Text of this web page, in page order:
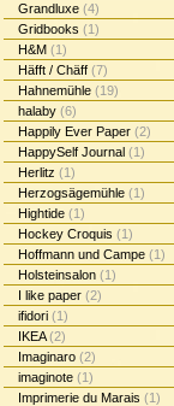
Grandluxe (4)
Gridbooks (1)
H&M (1)
Häfft / Chäff (7)
Hahnemühle (19)
halaby (6)
Happily Ever Paper (2)
HappySelf Journal (1)
Herlitz (1)
Herzogsägemühle (1)
Hightide (1)
Hockey Croquis (1)
Hoffmann und Campe (1)
Holsteinsalon (1)
I like paper (2)
ifidori (1)
IKEA(2)
Imaginaro (2)
imaginote (1)
Imprimerie du Marais (1)